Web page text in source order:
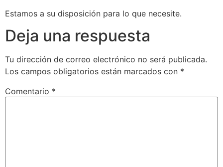
Estamos a su disposición para lo que necesite.
Deja una respuesta
Tu dirección de correo electrónico no será publicada.
Los campos obligatorios están marcados con *
Comentario *